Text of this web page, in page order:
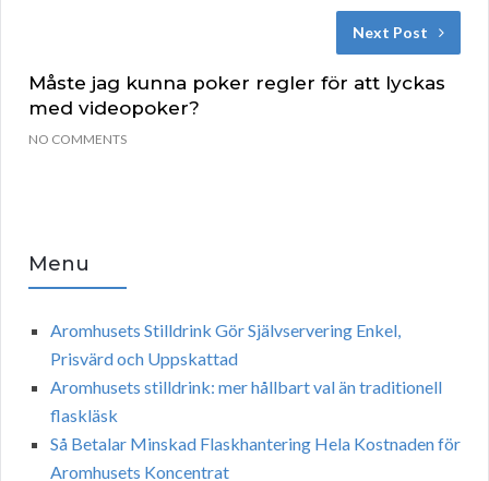
Next Post
Måste jag kunna poker regler för att lyckas
med videopoker?
NO COMMENTS
Menu
Aromhusets Stilldrink Gör Självservering Enkel,
Prisvärd och Uppskattad
Aromhusets stilldrink: mer hållbart val än traditionell
flaskläsk
Så Betalar Minskad Flaskhantering Hela Kostnaden för
Aromhusets Koncentrat